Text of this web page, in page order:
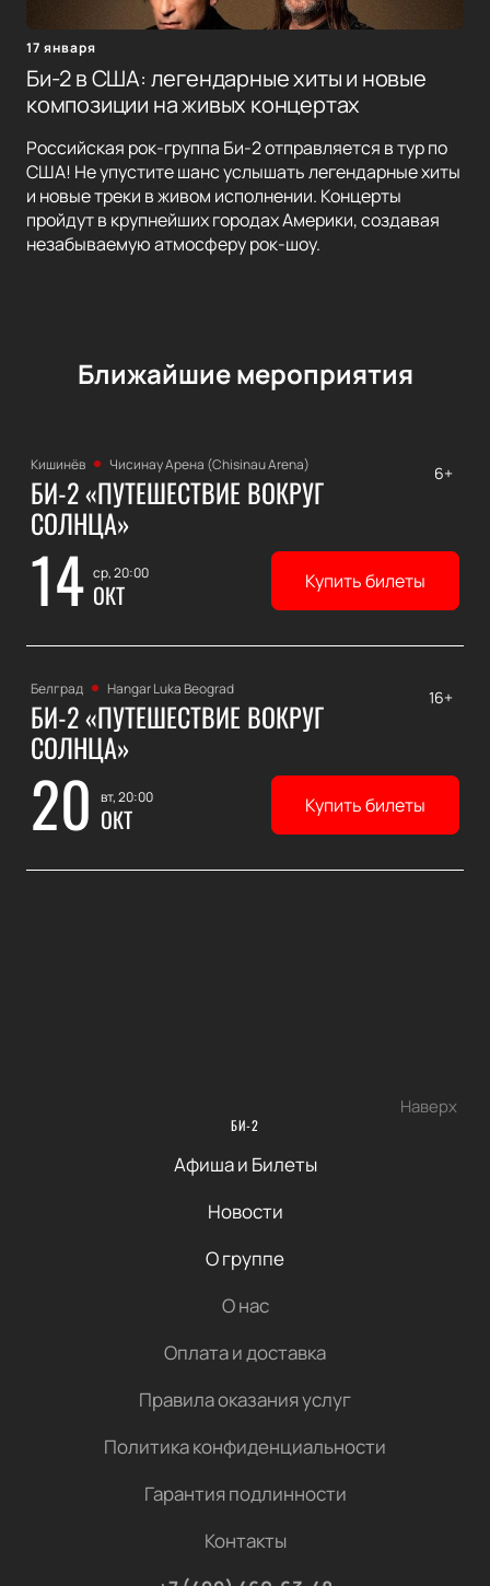
17 января
Би-2 в США: легендарные хиты и новые
композиции на живых концертах
Российская рок-группа Би-2 отправляется в тур по
США! Не упустите шанс услышать легендарные хиты
и новые треки в живом исполнении. Концерты
пройдут в крупнейших городах Америки, создавая
незабываемую атмосферу рок-шоу.
Ближайшие мероприятия
Кишинёв Чисинау Арена (Chisinau Arena)
БИ-2 «ПУТЕШЕСТВИЕ ВОКРУГ
СОЛНЦА»
14 ср, 20:00
ОКТ
6+
Купить билеты
Белград Hangar Luka Beograd
БИ-2 «ПУТЕШЕСТВИЕ ВОКРУГ
СОЛНЦА»
20 вт, 20:00
ОКТ
16+
Купить билеты
Наверх
БИ-2
Афиша и Билеты
Новости
О группе
О нас
Оплата и доставка
Правила оказания услуг
Политика конфиденциальности
Гарантия подлинности
Контакты